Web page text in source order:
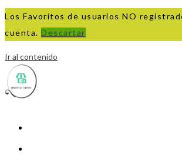
Los Favoritos de usuarios NO
cuenta. Descartar
Ir al contenido